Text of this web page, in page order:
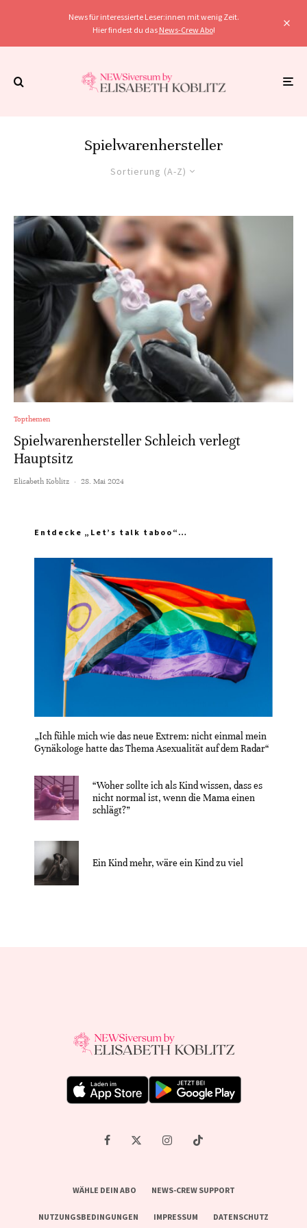
News für interessierte Leser:innen mit wenig Zeit.
Hier findest du das News-Crew Abo!
Spielwarenhersteller
Sortierung (A-Z)
Topthemen
Spielwarenhersteller Schleich verlegt
Hauptsitz
Elisabeth Koblitz · 28. Mai 2024
Entdecke „Let’s talk taboo“…
„Ich fühle mich wie das neue Extrem: nicht einmal mein
Gynäkologe hatte das Thema Asexualität auf dem Radar“
“Woher sollte ich als Kind wissen, dass es
nicht normal ist, wenn die Mama einen
schlägt?”
Ein Kind mehr, wäre ein Kind zu viel
WÄHLE DEIN ABO NEWS-CREW SUPPORT
NUTZUNGSBEDINGUNGEN IMPRESSUM DATENSCHUTZ